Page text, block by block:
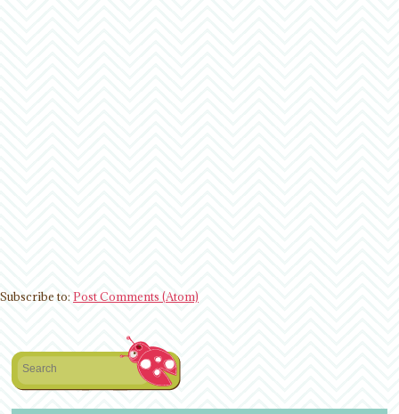
Subscribe to: Post Comments (Atom)